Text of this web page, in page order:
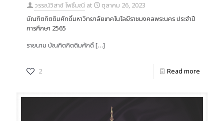
วรรณ์วิสาข์ โพธิ์มณี at
ตุลาคม 26, 2023
บัณฑิตกิตติมศักดิ์มหาวิทยาลัยเทคโนโลยีราชมงคลพระนคร ประจำปี
การศึกษา 2565
รายนาม บัณฑิตกิตติมศักดิ์[…]
2 Read more